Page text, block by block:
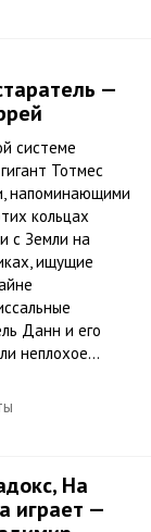
—
системе
Тотмес
напоминающими
кольцах
с Земли на
ищущие
Данн и его
неплохое...
На
играет —